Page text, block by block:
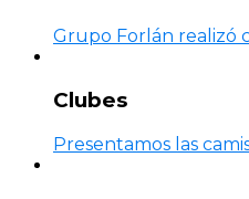
Grupo Forlán realizó
Clubes
Presentamos las